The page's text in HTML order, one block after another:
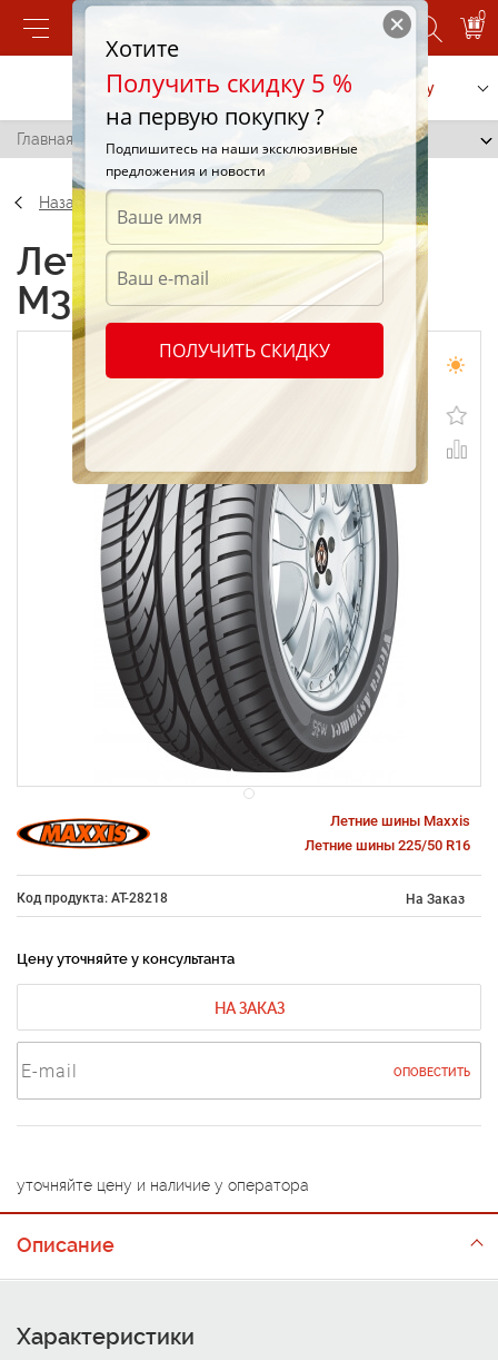
0
Позвонить Заказать услугу
Главная /
Назад
Летние шины Maxxis
M35 225/50 R16 96W
Летние шины Maxxis
Летние шины 225/50 R16
Код продукта: AT-28218 На Заказ
Цену уточняйте у консультанта
НА ЗАКАЗ
ОПОВЕСТИТЬ
уточняйте цену и наличие у оператора
Описание
Характеристики
Хотите
Получить скидку 5 %
на первую покупку ?
Подпишитесь на наши эксклюзивные
предложения и новости
ПОЛУЧИТЬ СКИДКУ